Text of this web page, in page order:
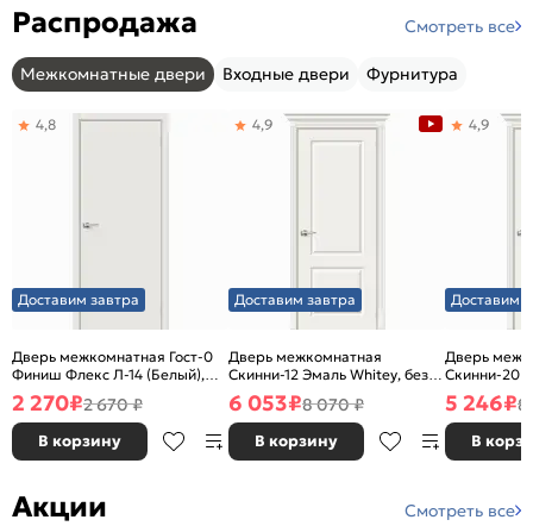
Распродажа Смотреть все
Межкомнатные двери Входные двери Фурнитура
Доставим завтра
Дверь межкомнатная Гост-0
Финиш Флекс Л-14 (Белый),
глухая, каркасно-щитовая
4,8
2 270₽2 670 ₽
В корзину
Доставим завтра
Дверь межкомнатная
Скинни-12 Эмаль Whitey, без
декора, глухая, без стекла,
без кромки, скиновая
4,9
6 053₽8 070 ₽
В корзину
Доставим
Дверь
Скинни-20
декора,
без кромки,
4,9
5 246₽8
В
Акции Смотреть все